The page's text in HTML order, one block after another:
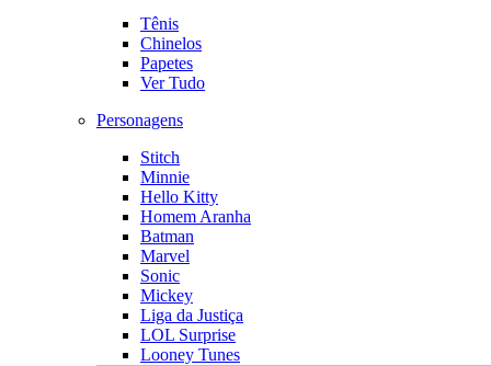
Tênis
Chinelos
Papetes
Ver Tudo
Personagens
Stitch
Minnie
Hello Kitty
Homem Aranha
Batman
Marvel
Sonic
Mickey
Liga da Justiça
LOL Surprise
Looney Tunes